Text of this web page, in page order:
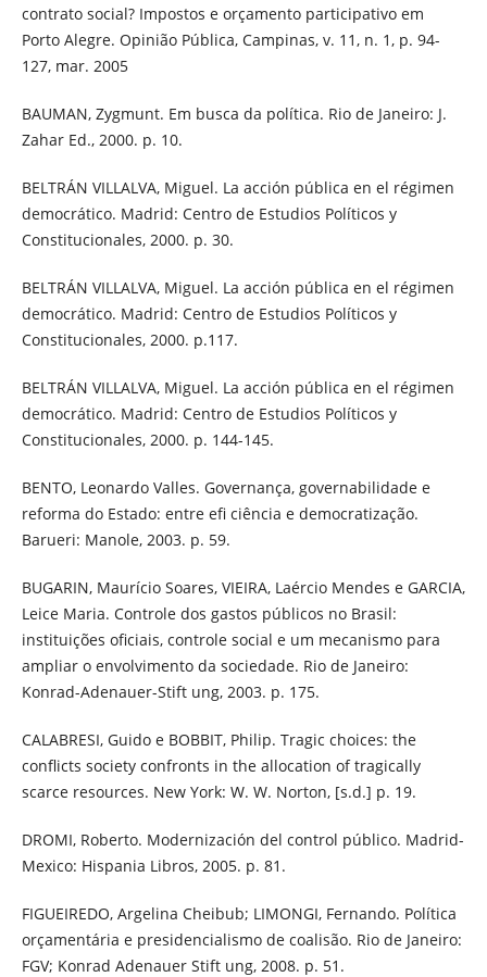
contrato social? Impostos e orçamento participativo em
Porto Alegre. Opinião Pública, Campinas, v. 11, n. 1, p. 94-
127, mar. 2005
BAUMAN, Zygmunt. Em busca da política. Rio de Janeiro: J.
Zahar Ed., 2000. p. 10.
BELTRÁN VILLALVA, Miguel. La acción pública en el régimen
democrático. Madrid: Centro de Estudios Políticos y
Constitucionales, 2000. p. 30.
BELTRÁN VILLALVA, Miguel. La acción pública en el régimen
democrático. Madrid: Centro de Estudios Políticos y
Constitucionales, 2000. p.117.
BELTRÁN VILLALVA, Miguel. La acción pública en el régimen
democrático. Madrid: Centro de Estudios Políticos y
Constitucionales, 2000. p. 144-145.
BENTO, Leonardo Valles. Governança, governabilidade e
reforma do Estado: entre efi ciência e democratização.
Barueri: Manole, 2003. p. 59.
BUGARIN, Maurício Soares, VIEIRA, Laércio Mendes e GARCIA,
Leice Maria. Controle dos gastos públicos no Brasil:
instituições oficiais, controle social e um mecanismo para
ampliar o envolvimento da sociedade. Rio de Janeiro:
Konrad-Adenauer-Stift ung, 2003. p. 175.
CALABRESI, Guido e BOBBIT, Philip. Tragic choices: the
conflicts society confronts in the allocation of tragically
scarce resources. New York: W. W. Norton, [s.d.] p. 19.
DROMI, Roberto. Modernización del control público. Madrid-
Mexico: Hispania Libros, 2005. p. 81.
FIGUEIREDO, Argelina Cheibub; LIMONGI, Fernando. Política
orçamentária e presidencialismo de coalisão. Rio de Janeiro:
FGV; Konrad Adenauer Stift ung, 2008. p. 51.